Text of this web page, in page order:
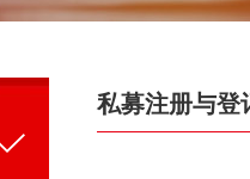
私募注册与登